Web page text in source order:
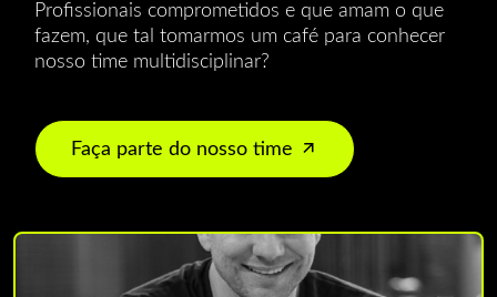
Profissionais comprometidos e que amam o que
fazem, que tal tomarmos um café para conhecer
nosso time multidisciplinar?
Faça parte do nosso time